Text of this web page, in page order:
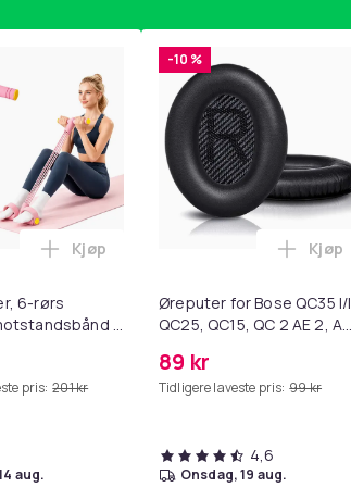
/ LR54 / 189 / 10-pakning PKcell i
6-rørs
-
Pink
pris: 201 kr
Legg Magetrener, 6-rørs fotpedal
Kjøp
aug.
-10 %
Øreputer for Bose QC35 I/
QC25, QC15, QC 2 AE 2, AE
SoundLink Black
89 kr
Tidligere laveste pris: 99 kr
Legg
Kjøp
4,6
onsdag, 19 aug.